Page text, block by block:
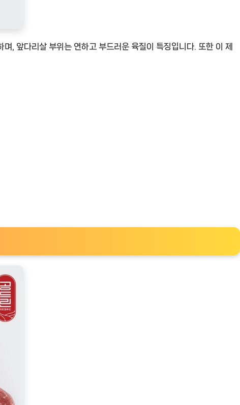
, 앞다리살 부위는 연하고 부드러운 육질이 특징입니다. 또한 이 제